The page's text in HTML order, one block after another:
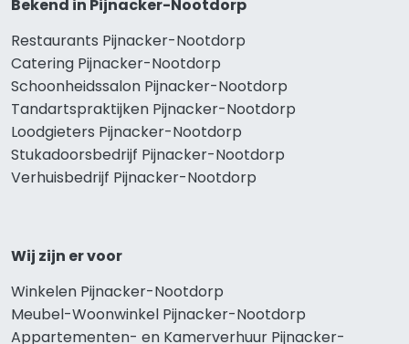
Bekend in Pijnacker-Nootdorp
Restaurants Pijnacker-Nootdorp
Catering Pijnacker-Nootdorp
Schoonheidssalon Pijnacker-Nootdorp
Tandartspraktijken Pijnacker-Nootdorp
Loodgieters Pijnacker-Nootdorp
Stukadoorsbedrijf Pijnacker-Nootdorp
Verhuisbedrijf Pijnacker-Nootdorp
Wij zijn er voor
Winkelen Pijnacker-Nootdorp
Meubel-Woonwinkel Pijnacker-Nootdorp
Appartementen- en Kamerverhuur Pijnacker-